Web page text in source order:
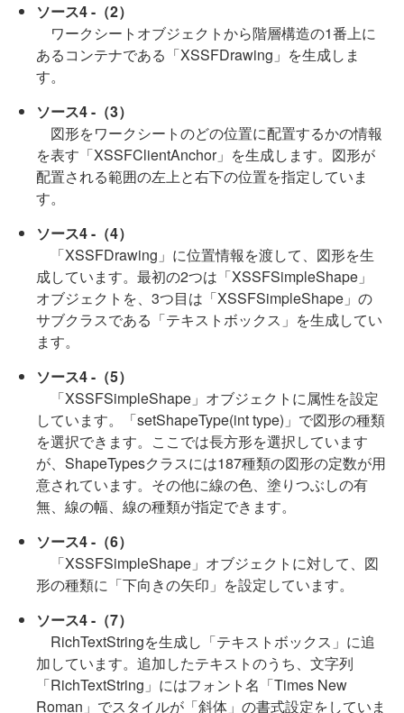
ソース4 -（2）
ワークシートオブジェクトから階層構造の1番上に
あるコンテナである「XSSFDrawing」を生成しま
す。
ソース4 -（3）
図形をワークシートのどの位置に配置するかの情報
を表す「XSSFClientAnchor」を生成します。図形が
配置される範囲の左上と右下の位置を指定していま
す。
ソース4 -（4）
「XSSFDrawing」に位置情報を渡して、図形を生
成しています。最初の2つは「XSSFSimpleShape」
オブジェクトを、3つ目は「XSSFSimpleShape」の
サブクラスである「テキストボックス」を生成してい
ます。
ソース4 -（5）
「XSSFSimpleShape」オブジェクトに属性を設定
しています。「setShapeType(int type)」で図形の種類
を選択できます。ここでは長方形を選択しています
が、ShapeTypesクラスには187種類の図形の定数が用
意されています。その他に線の色、塗りつぶしの有
無、線の幅、線の種類が指定できます。
ソース4 -（6）
「XSSFSimpleShape」オブジェクトに対して、図
形の種類に「下向きの矢印」を設定しています。
ソース4 -（7）
RichTextStringを生成し「テキストボックス」に追
加しています。追加したテキストのうち、文字列
「RichTextString」にはフォント名「Times New
Roman」でスタイルが「斜体」の書式設定をしていま